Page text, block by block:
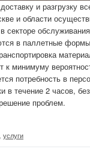
и разгрузку
и области
секторе
в паллетные
к минимуму
потребность в
в течение 2 часов,
проблем.
услуги